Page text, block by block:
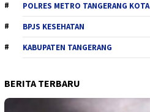
POLRES METRO TANGERANG KOTA
BPJS KESEHATAN
KABUPATEN TANGERANG
BERITA TERBARU